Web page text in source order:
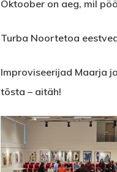
Oktoober on aeg, mil
Turba Noortetoa
Improviseerijad Maarja
tõsta – aitäh!
1000020358